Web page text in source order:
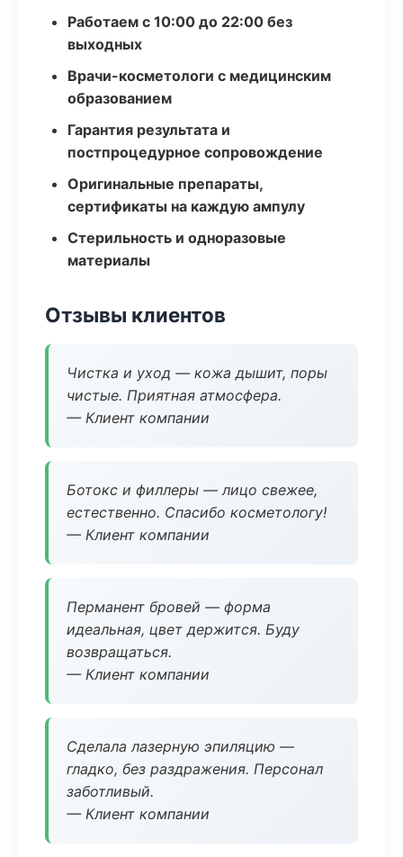
Работаем с 10:00 до 22:00 без
выходных
Врачи-косметологи с медицинским
образованием
Гарантия результата и
постпроцедурное сопровождение
Оригинальные препараты,
сертификаты на каждую ампулу
Стерильность и одноразовые
материалы
Отзывы клиентов
Чистка и уход — кожа дышит, поры
чистые. Приятная атмосфера.
— Клиент компании
Ботокс и филлеры — лицо свежее,
естественно. Спасибо косметологу!
— Клиент компании
Перманент бровей — форма
идеальная, цвет держится. Буду
возвращаться.
— Клиент компании
Сделала лазерную эпиляцию —
гладко, без раздражения. Персонал
заботливый.
— Клиент компании